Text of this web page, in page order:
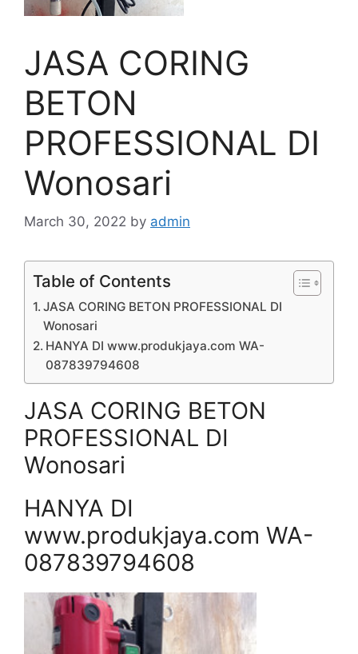
JASA CORING
BETON
PROFESSIONAL DI
Wonosari
March 30, 2022 by admin
Table of Contents
JASA CORING BETON PROFESSIONAL DI
Wonosari
HANYA DI www.produkjaya.com WA-
087839794608
JASA CORING BETON
PROFESSIONAL DI
Wonosari
HANYA DI
www.produkjaya.com WA-
087839794608